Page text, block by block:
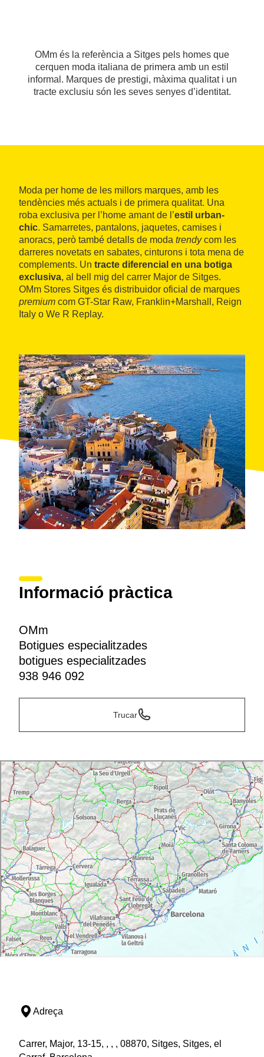
OMm és la referència a Sitges pels homes que
cerquen moda italiana de primera amb un estil
informal. Marques de prestigi, màxima qualitat i un
tracte exclusiu són les seves senyes d’identitat.
Moda per home de les millors marques, amb les
tendències més actuals i de primera qualitat. Una
roba exclusiva per l’home amant de l’estil urban-
chic. Samarretes, pantalons, jaquetes, camises i
anoracs, però també detalls de moda trendycom les
darreres novetats en sabates, cinturons i tota mena de
complements. Un tracte diferencial en una botiga
exclusiva, al bell mig del carrer Major de Sitges.
OMm Stores Sitges és distribuidor oficial de marques
premium com GT-Star Raw, Franklin+Marshall, Reign
Italy o We R Replay.
Informació pràctica
OMm
Botigues especialitzades
botigues especialitzades
938 946 092
Trucar
Adreça
Carrer, Major, 13-15, , , , 08870, Sitges, Sitges, el